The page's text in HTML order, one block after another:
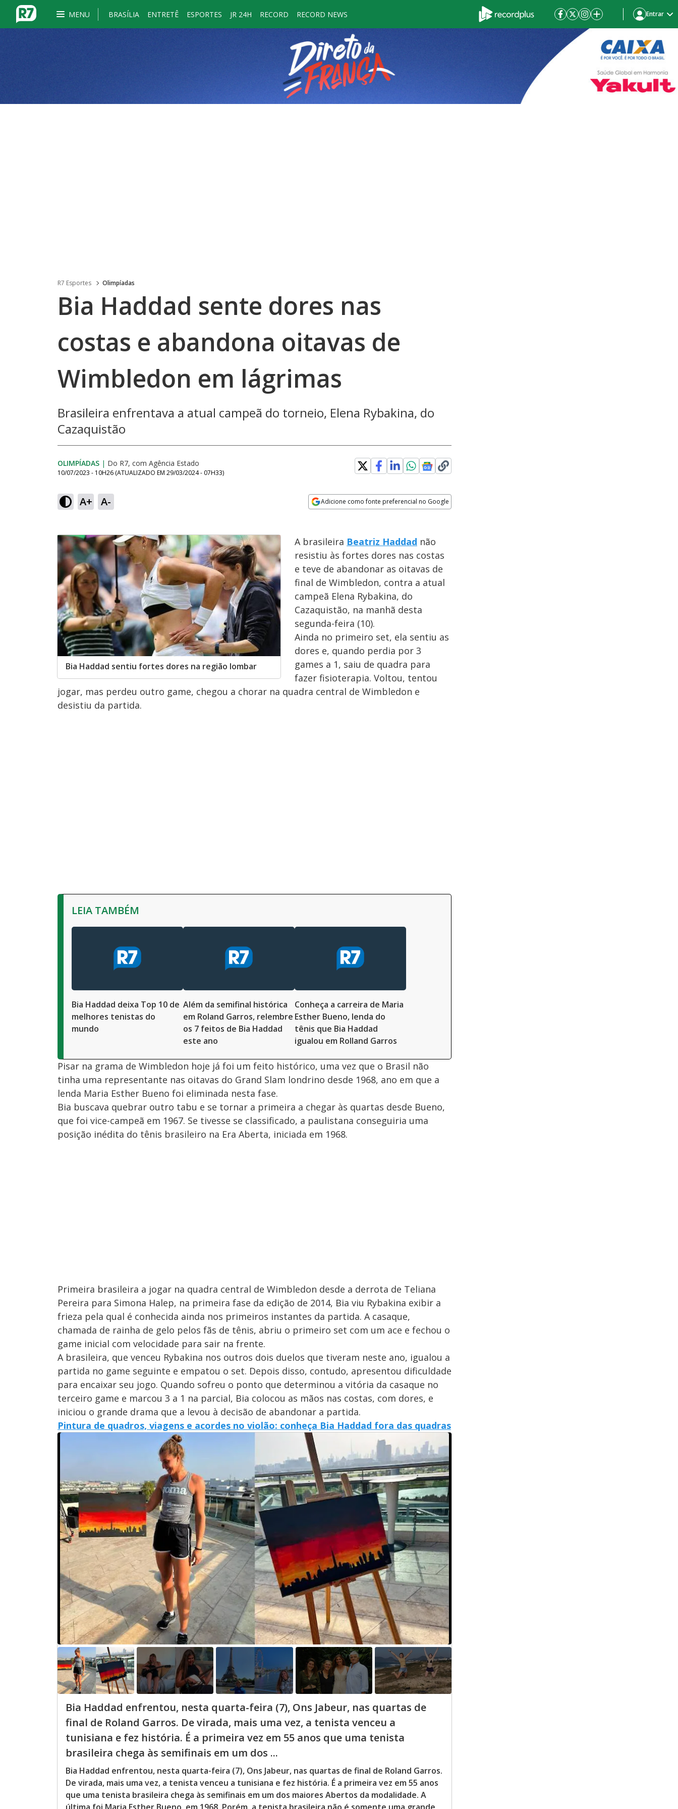
MENU BRASÍLIA ENTRETÊ ESPORTES JR 24H RECORD RECORD NEWS Entrar
R7 Esportes Olimpíadas
Bia Haddad sente dores nas
costas e abandona oitavas de
Wimbledon em lágrimas
Brasileira enfrentava a atual campeã do torneio, Elena Rybakina, do
Cazaquistão
OLIMPÍADAS | Do R7, com Agência Estado
10/07/2023 - 10H26 (ATUALIZADO EM 29/03/2024 - 07H33)
A+ A- Adicione como fonte preferencial no Google
Bia Haddad sentiu fortes dores na região lombar
A brasileira Beatriz Haddad não
resistiu às fortes dores nas costas
e teve de abandonar as oitavas de
final de Wimbledon, contra a atual
campeã Elena Rybakina, do
Cazaquistão, na manhã desta
segunda-feira (10).
Ainda no primeiro set, ela sentiu as
dores e, quando perdia por 3
games a 1, saiu de quadra para
fazer fisioterapia. Voltou, tentou
jogar, mas perdeu outro game, chegou a chorar na quadra central de Wimbledon e
desistiu da partida.
LEIA TAMBÉM
Bia Haddad deixa Top 10 de
melhores tenistas do
mundo
Além da semifinal histórica
em Roland Garros, relembre
os 7 feitos de Bia Haddad
este ano
Conheça a carreira de Maria
Esther Bueno, lenda do
tênis que Bia Haddad
igualou em Rolland Garros
Pisar na grama de Wimbledon hoje já foi um feito histórico, uma vez que o Brasil não
tinha uma representante nas oitavas do Grand Slam londrino desde 1968, ano em que a
lenda Maria Esther Bueno foi eliminada nesta fase.
Bia buscava quebrar outro tabu e se tornar a primeira a chegar às quartas desde Bueno,
que foi vice-campeã em 1967. Se tivesse se classificado, a paulistana conseguiria uma
posição inédita do tênis brasileiro na Era Aberta, iniciada em 1968.
Primeira brasileira a jogar na quadra central de Wimbledon desde a derrota de Teliana
Pereira para Simona Halep, na primeira fase da edição de 2014, Bia viu Rybakina exibir a
frieza pela qual é conhecida ainda nos primeiros instantes da partida. A casaque,
chamada de rainha de gelo pelos fãs de tênis, abriu o primeiro set com um ace e fechou o
game inicial com velocidade para sair na frente.
A brasileira, que venceu Rybakina nos outros dois duelos que tiveram neste ano, igualou a
partida no game seguinte e empatou o set. Depois disso, contudo, apresentou dificuldade
para encaixar seu jogo. Quando sofreu o ponto que determinou a vitória da casaque no
terceiro game e marcou 3 a 1 na parcial, Bia colocou as mãos nas costas, com dores, e
iniciou o grande drama que a levou à decisão de abandonar a partida.
Pintura de quadros, viagens e acordes no violão: conheça Bia Haddad fora das quadras
Bia Haddad enfrentou, nesta quarta-feira (7), Ons Jabeur, nas quartas de
final de Roland Garros. De virada, mais uma vez, a tenista venceu a
tunisiana e fez história. É a primeira vez em 55 anos que uma tenista
brasileira chega às semifinais em um dos ...
Bia Haddad enfrentou, nesta quarta-feira (7), Ons Jabeur, nas quartas de final de Roland Garros.
De virada, mais uma vez, a tenista venceu a tunisiana e fez história. É a primeira vez em 55 anos
que uma tenista brasileira chega às semifinais em um dos maiores Abertos da modalidade. A